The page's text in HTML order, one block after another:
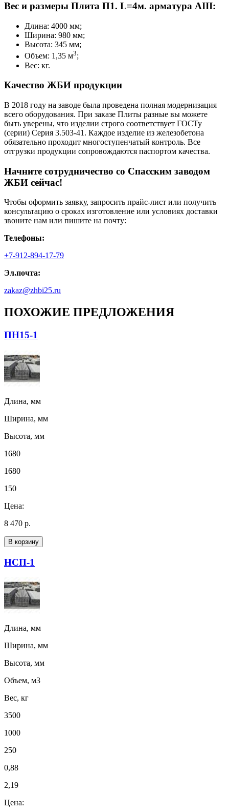
Вес и размеры Плита П1. L=4м. арматура AIII:
Длина: 4000 мм;
Ширина: 980 мм;
Высота: 345 мм;
Объем: 1,35 м3;
Вес: кг.
Качество ЖБИ продукции
В 2018 году на заводе была проведена полная модернизация
всего оборудования. При заказе Плиты разные вы можете
быть уверены, что изделии строго соответствует ГОСТу
(серии) Серия 3.503-41. Каждое изделие из железобетона
обязательно проходит многоступенчатый контроль. Все
отгрузки продукции сопровождаются паспортом качества.
Начните сотрудничество со Cпасским заводом
ЖБИ сейчас!
Чтобы оформить заявку, запросить прайс-лист или получить
консультацию о сроках изготовление или условиях доставки
звоните нам или пишите на почту:
Телефоны:
+7-912-894-17-79
Эл.почта:
zakaz@zhbi25.ru
ПОХОЖИЕ ПРЕДЛОЖЕНИЯ
ПН15-1
Длина, мм
Ширина, мм
Высота, мм
1680
1680
150
Цена:
8 470 р.
В корзину
НСП-1
Длина, мм
Ширина, мм
Высота, мм
Объем, м3
Вес, кг
3500
1000
250
0,88
2,19
Цена: